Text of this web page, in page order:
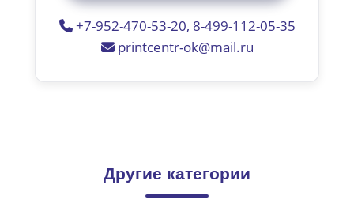
+7-952-470-53-20, 8-499-112-05-35
printcentr-ok@mail.ru
Другие категории